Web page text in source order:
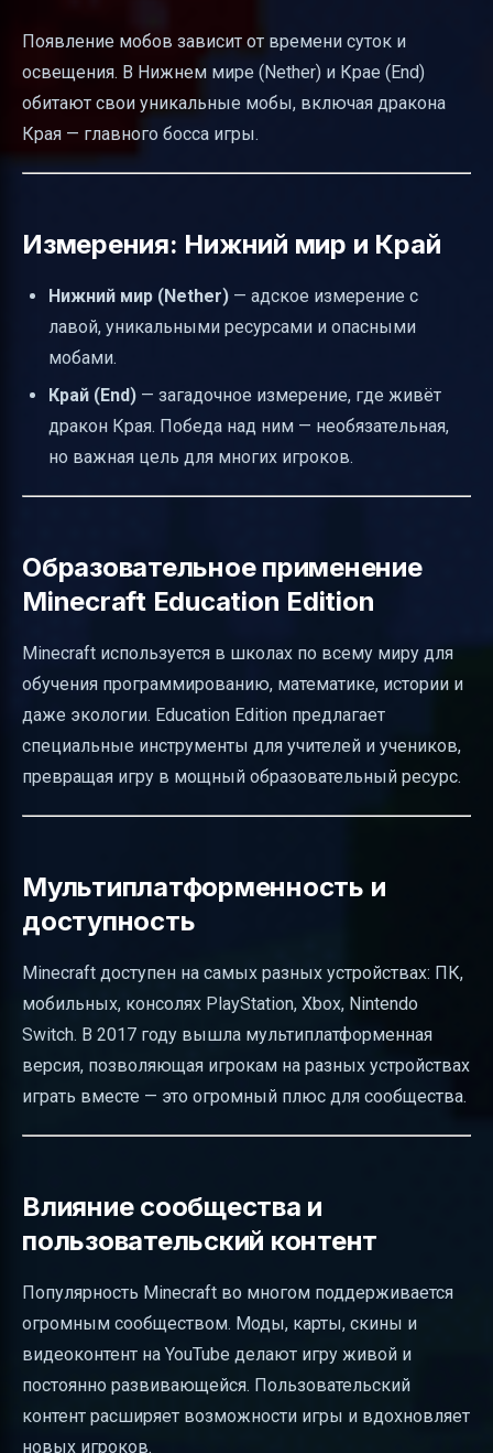
Появление мобов зависит от времени суток и
освещения. В Нижнем мире (Nether) и Крае (End)
обитают свои уникальные мобы, включая дракона
Края — главного босса игры.
Измерения: Нижний мир и Край
Нижний мир (Nether) — адское измерение с
лавой, уникальными ресурсами и опасными
мобами.
Край (End) — загадочное измерение, где живёт
дракон Края. Победа над ним — необязательная,
но важная цель для многих игроков.
Образовательное применение
Minecraft Education Edition
Minecraft используется в школах по всему миру для
обучения программированию, математике, истории и
даже экологии. Education Edition предлагает
специальные инструменты для учителей и учеников,
превращая игру в мощный образовательный ресурс.
Мультиплатформенность и
доступность
Minecraft доступен на самых разных устройствах: ПК,
мобильных, консолях PlayStation, Xbox, Nintendo
Switch. В 2017 году вышла мультиплатформенная
версия, позволяющая игрокам на разных устройствах
играть вместе — это огромный плюс для сообщества.
Влияние сообщества и
пользовательский контент
Популярность Minecraft во многом поддерживается
огромным сообществом. Моды, карты, скины и
видеоконтент на YouTube делают игру живой и
постоянно развивающейся. Пользовательский
контент расширяет возможности игры и вдохновляет
новых игроков.